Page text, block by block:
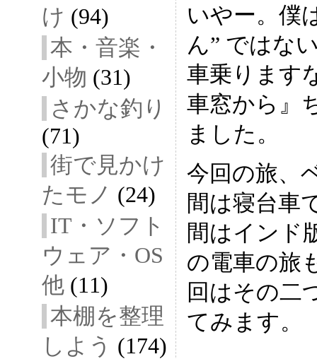
け (94)
本・音楽・
小物 (31)
さかな釣り
(71)
街で見かけ
たモノ (24)
IT・ソフト
ウェア・OS
他 (11)
本棚を整理
しよう (174)
いやー。僕
ん” ではな
車乗ります
車窓から』
ました。
今回の旅、
間は寝台車
間はインド
の電車の旅
回はその二
てみます。